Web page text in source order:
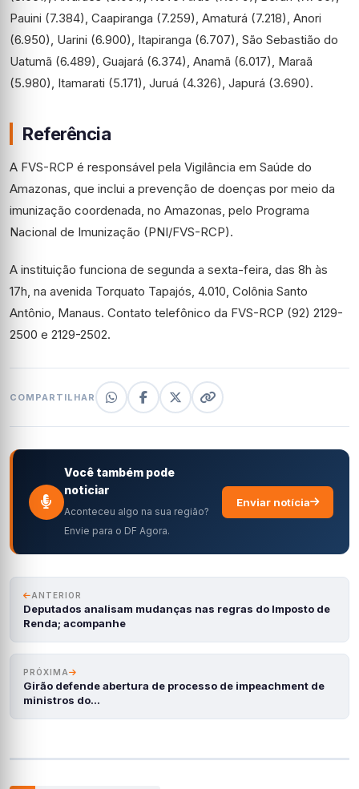
Pauini (7.384), Caapiranga (7.259), Amaturá (7.218), Anori
(6.950), Uarini (6.900), Itapiranga (6.707), São Sebastião do
Uatumã (6.489), Guajará (6.374), Anamã (6.017), Maraã
(5.980), Itamarati (5.171), Juruá (4.326), Japurá (3.690).
Referência
A FVS-RCP é responsável pela Vigilância em Saúde do
Amazonas, que inclui a prevenção de doenças por meio da
imunização coordenada, no Amazonas, pelo Programa
Nacional de Imunização (PNI/FVS-RCP).
A instituição funciona de segunda a sexta-feira, das 8h às
17h, na avenida Torquato Tapajós, 4.010, Colônia Santo
Antônio, Manaus. Contato telefônico da FVS-RCP (92) 2129-
2500 e 2129-2502.
COMPARTILHAR
Você também pode
noticiar
Aconteceu algo na sua região?
Envie para o DF Agora.
Enviar notícia
ANTERIOR
Deputados analisam mudanças nas regras do Imposto de
Renda; acompanhe
PRÓXIMA
Girão defende abertura de processo de impeachment de
ministros do…